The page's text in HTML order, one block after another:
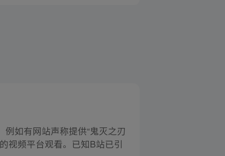
如有网站声称提供“鬼灭之刃
视频平台观看。已知B站已引